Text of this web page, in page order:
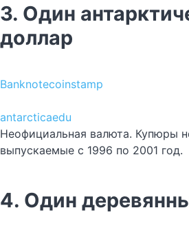
3. Один
доллар
Banknotecoinstamp
antarcticaedu
Неофициальная валюта. Купюры
выпускаемые с 1996 по 2001 год.
4. Один